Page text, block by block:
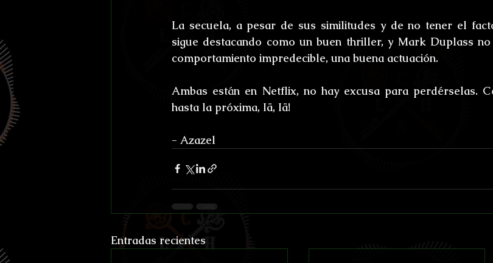
La secuela, a pesar de sus similitudes y de no tener el
sigue destacando como un buen thriller, y Mark Duplass
comportamiento impredecible, una buena actuación.
Ambas están en Netflix, no hay excusa para perdérselas.
hasta la próxima, Iä, Iä!
- Azazel
Entradas recientes